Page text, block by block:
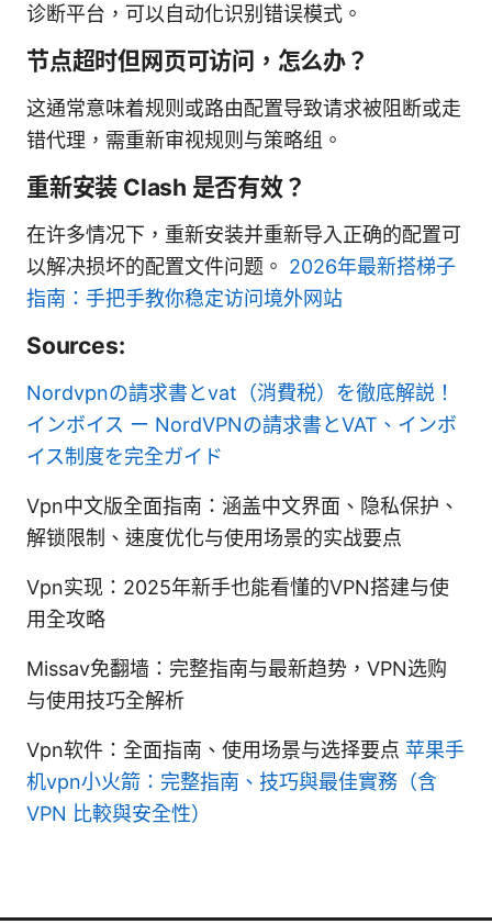
诊断平台，可以自动化识别错误模式。
节点超时但网页可访问，怎么办？
这通常意味着规则或路由配置导致请求被阻断或走
错代理，需重新审视规则与策略组。
重新安装 Clash 是否有效？
在许多情况下，重新安装并重新导入正确的配置可
以解决损坏的配置文件问题。 2026年最新搭梯子
指南：手把手教你稳定访问境外网站
Sources:
Nordvpnの請求書とvat（消費税）を徹底解説！
インボイス ー NordVPNの請求書とVAT、インボ
イス制度を完全ガイド
Vpn中文版全面指南：涵盖中文界面、隐私保护、
解锁限制、速度优化与使用场景的实战要点
Vpn实现：2025年新手也能看懂的VPN搭建与使
用全攻略
Missav免翻墙：完整指南与最新趋势，VPN选购
与使用技巧全解析
Vpn软件：全面指南、使用场景与选择要点 苹果手
机vpn小火箭：完整指南、技巧與最佳實務（含
VPN 比較與安全性）